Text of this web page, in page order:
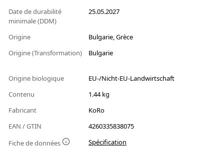
Date de durabilité
minimale (DDM)
25.05.2027
Origine
Bulgarie, Grèce
Origine (Transformation)
Bulgarie
Origine biologique
EU-/Nicht-EU-Landwirtschaft
Contenu
1.44 kg
Fabricant
KoRo
EAN / GTIN
4260335838075
Fiche de données
Spécification